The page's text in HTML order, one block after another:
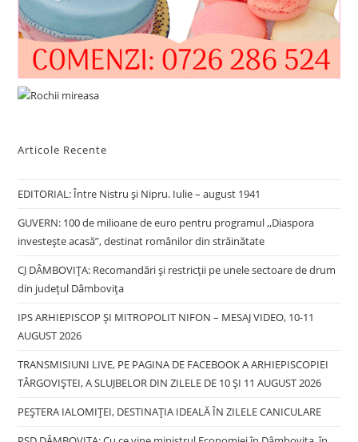
Articole Recente
EDITORIAL: Între Nistru şi Nipru. Iulie – august 1941
GUVERN: 100 de milioane de euro pentru programul ,,Diaspora
investește acasă”, destinat românilor din străinătate
CJ DÂMBOVIȚA: Recomandări și restricții pe unele sectoare de drum
din județul Dâmbovița
IPS ARHIEPISCOP ȘI MITROPOLIT NIFON – MESAJ VIDEO, 10-11
AUGUST 2026
TRANSMISIUNI LIVE, PE PAGINA DE FACEBOOK A ARHIEPISCOPIEI
TÂRGOVIȘTEI, A SLUJBELOR DIN ZILELE DE 10 ȘI 11 AUGUST 2026
PEȘTERA IALOMIȚEI, DESTINAȚIA IDEALĂ ÎN ZILELE CANICULARE